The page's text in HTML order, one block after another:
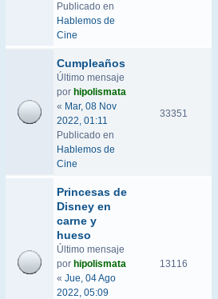
Publicado en
Hablemos de
Cine
Cumpleaños
Último mensaje
por hipolismata
« Mar, 08 Nov
2022, 01:11
Publicado en
Hablemos de
Cine
33351
Princesas de
Disney en
carne y
hueso
Último mensaje
por hipolismata
« Jue, 04 Ago
2022, 05:09
13116